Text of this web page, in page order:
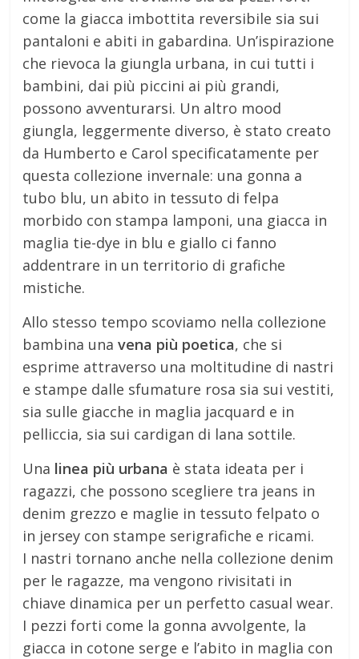
come la giacca imbottita reversibile sia sui
pantaloni e abiti in gabardina. Un’ispirazione
che rievoca la giungla urbana, in cui tutti i
bambini, dai più piccini ai più grandi,
possono avventurarsi. Un altro mood
giungla, leggermente diverso, è stato creato
da Humberto e Carol specificatamente per
questa collezione invernale: una gonna a
tubo blu, un abito in tessuto di felpa
morbido con stampa lamponi, una giacca in
maglia tie-dye in blu e giallo ci fanno
addentrare in un territorio di grafiche
mistiche.
Allo stesso tempo scoviamo nella collezione
bambina una vena più poetica, che si
esprime attraverso una moltitudine di nastri
e stampe dalle sfumature rosa sia sui vestiti,
sia sulle giacche in maglia jacquard e in
pelliccia, sia sui cardigan di lana sottile.
Una linea più urbana è stata ideata per i
ragazzi, che possono scegliere tra jeans in
denim grezzo e maglie in tessuto felpato o
in jersey con stampe serigrafiche e ricami.
I nastri tornano anche nella collezione denim
per le ragazze, ma vengono rivisitati in
chiave dinamica per un perfetto casual wear.
I pezzi forti come la gonna avvolgente, la
giacca in cotone serge e l’abito in maglia con